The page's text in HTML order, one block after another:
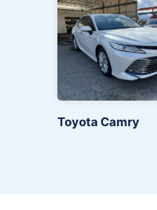
Toyota Camry